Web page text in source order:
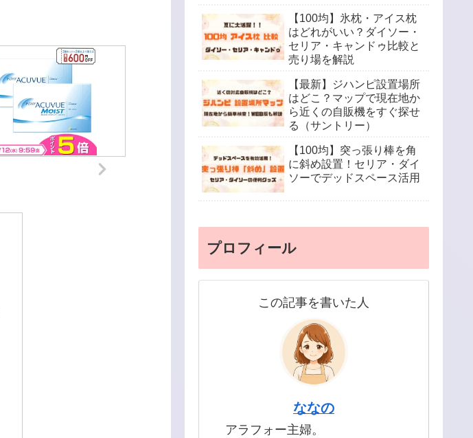
【100均】氷枕・アイス枕
はどれがいい？ダイソー・
セリア・キャンドゥ比較と
売り場を解説
【最新】ジハンピ設置場所
はどこ？マップで現在地か
ら近くの自販機をすぐ探せ
る（サントリー）
【100均】突っ張り棒を角
に斜め設置！セリア・ダイ
ソーでデッドスペース活用
プロフィール
この記事を書いた人
ななの
アラフォー主婦。